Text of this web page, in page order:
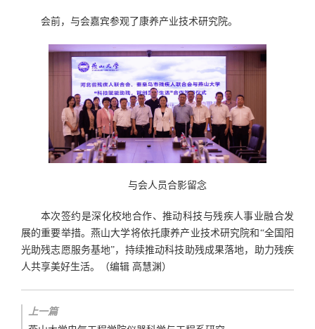
会前，与会嘉宾参观了康养产业技术研究院。
与会人员合影留念
本次签约是深化校地合作、推动科技与残疾人事业融合发
展的重要举措。燕山大学将依托康养产业技术研究院和“全国阳
光助残志愿服务基地”，持续推动科技助残成果落地，助力残疾
人共享美好生活。（编辑 高慧渊）
上一篇